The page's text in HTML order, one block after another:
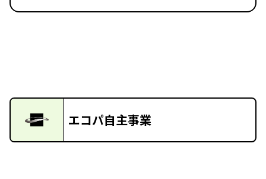
エコパ自主事業